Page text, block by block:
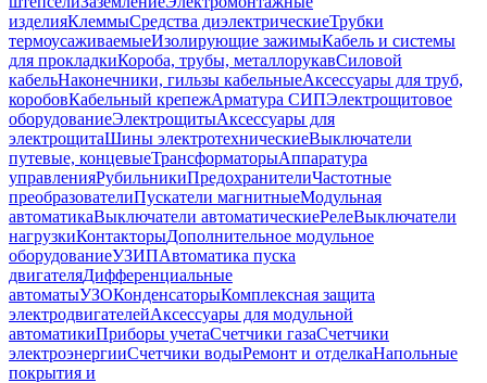
изделияКлеммыСредства диэлектрическиеТрубки
термоусаживаемыеИзолирующие зажимыКабель и системы
для прокладкиКороба, трубы, металлорукавСиловой
кабельНаконечники, гильзы кабельныеАксессуары для труб,
коробовКабельный крепежАрматура СИПЭлектрощитовое
оборудованиеЭлектрощитыАксессуары для
электрощитаШины электротехническиеВыключатели
путевые, концевыеТрансформаторыАппаратура
управленияРубильникиПредохранителиЧастотные
преобразователиПускатели магнитныеМодульная
автоматикаВыключатели автоматическиеРелеВыключатели
нагрузкиКонтакторыДополнительное модульное
оборудованиеУЗИПАвтоматика пуска
двигателяДифференциальные
автоматыУЗОКонденсаторыКомплексная защита
электродвигателейАксессуары для модульной
автоматикиПриборы учетаСчетчики газаСчетчики
электроэнергииСчетчики водыРемонт и отделкаНапольные
покрытия и